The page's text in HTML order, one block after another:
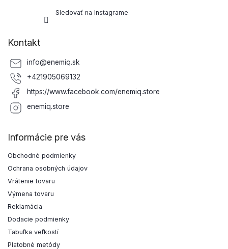
Sledovať na Instagrame
Kontakt
info@enemiq.sk
+421905069132
https://www.facebook.com/enemiq.store
enemiq.store
Informácie pre vás
Obchodné podmienky
Ochrana osobných údajov
Vrátenie tovaru
Výmena tovaru
Reklamácia
Dodacie podmienky
Tabuľka veľkostí
Platobné metódy